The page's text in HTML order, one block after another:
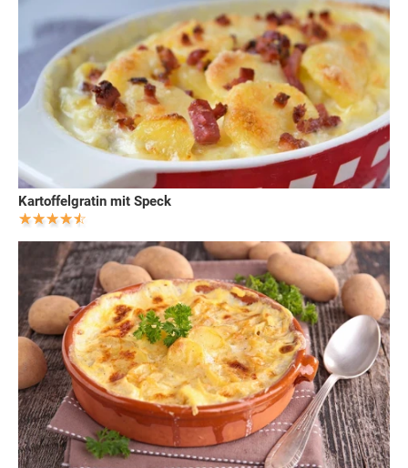
Kartoffelgratin mit Speck